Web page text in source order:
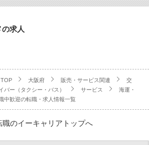
求人
大阪府 販売・サービス関連
交
バー（タクシー・バス） サービス
海運・
中歓迎の転職・求人情報一覧
職のイーキャリアトップへ